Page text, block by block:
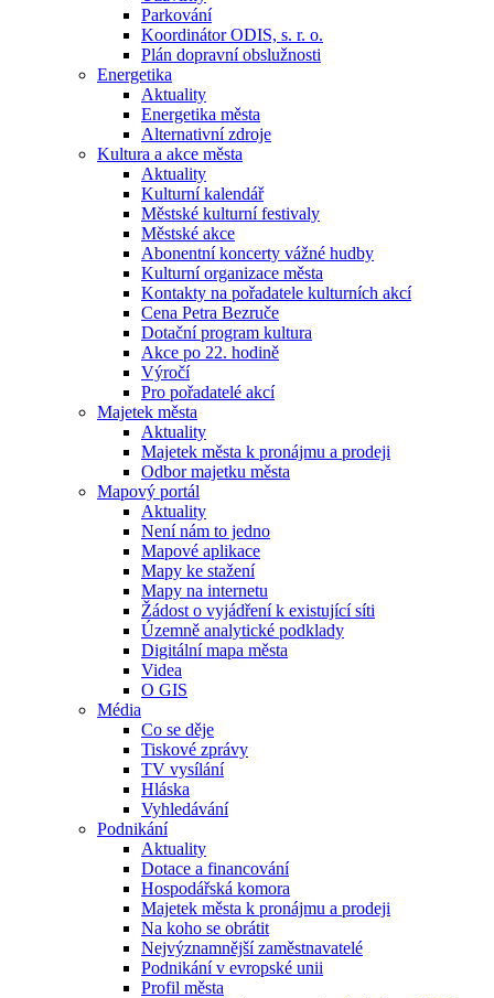
Parkování
Koordinátor ODIS, s. r. o.
Plán dopravní obslužnosti
Energetika
Aktuality
Energetika města
Alternativní zdroje
Kultura a akce města
Aktuality
Kulturní kalendář
Městské kulturní festivaly
Městské akce
Abonentní koncerty vážné hudby
Kulturní organizace města
Kontakty na pořadatele kulturních akcí
Cena Petra Bezruče
Dotační program kultura
Akce po 22. hodině
Výročí
Pro pořadatelé akcí
Majetek města
Aktuality
Majetek města k pronájmu a prodeji
Odbor majetku města
Mapový portál
Aktuality
Není nám to jedno
Mapové aplikace
Mapy ke stažení
Mapy na internetu
Žádost o vyjádření k existující síti
Územně analytické podklady
Digitální mapa města
Videa
O GIS
Média
Co se děje
Tiskové zprávy
TV vysílání
Hláska
Vyhledávání
Podnikání
Aktuality
Dotace a financování
Hospodářská komora
Majetek města k pronájmu a prodeji
Na koho se obrátit
Nejvýznamnější zaměstnavatelé
Podnikání v evropské unii
Profil města